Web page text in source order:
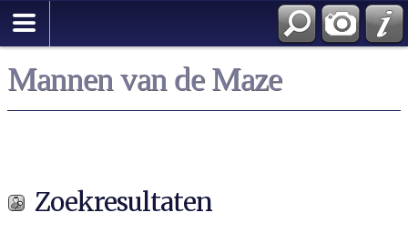
Mannen van de Maze
Zoekresultaten